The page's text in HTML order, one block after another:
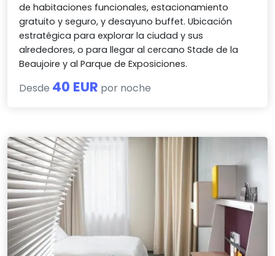
de habitaciones funcionales, estacionamiento
gratuito y seguro, y desayuno buffet. Ubicación
estratégica para explorar la ciudad y sus
alrededores, o para llegar al cercano Stade de la
Beaujoire y al Parque de Exposiciones.
Desde 40 EUR por noche